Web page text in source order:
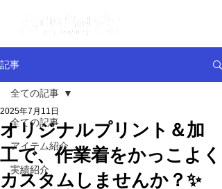
記事
全ての記事
アイテム紹介
実績紹介
全ての記事
オリジナルプリント＆加
工で、作業着をかっこよく
カスタムしませんか？✨
2025年7月11日